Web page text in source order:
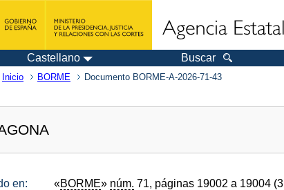
Castellano Buscar
Inicio BORME Documento BORME-A-2026-71-43
en: «BORME» núm. 71, páginas 19002 a 19004 (3